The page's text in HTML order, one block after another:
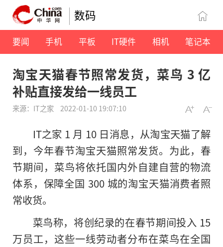
数码
要闻 手机 平板 IT硬件 相机 笔记本
淘宝天猫春节照常发货，菜鸟 3 亿
补贴直接发给一线员工
来源：IT之家 2022-01-10 19:07:10
IT之家 1 月 10 日消息，从淘宝天猫了解
到，今年春节淘宝天猫照常发货。为此，春
节期间，菜鸟将依托国内外自建自营的物流
体系，保障全国 300 城的淘宝天猫消费者照
常收货。
菜鸟称，将创纪录的在春节期间投入 15
万员工，这些一线劳动者分布在菜鸟在全国